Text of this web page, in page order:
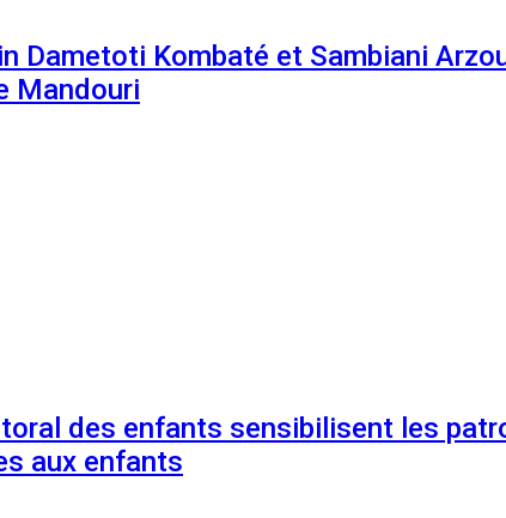
Dametoti Kombaté et Sambiani
Mandouri
des enfants sensibilisent les
aux enfants